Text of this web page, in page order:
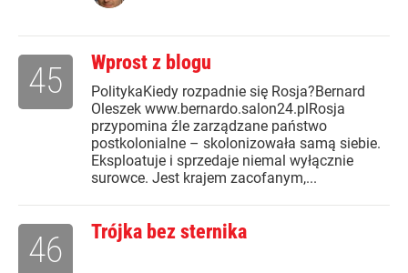
Wprost z blogu
PolitykaKiedy rozpadnie się Rosja?Bernard
Oleszek www.bernardo.salon24.plRosja
przypomina źle zarządzane państwo
postkolonialne – skolonizowała samą siebie.
Eksploatuje i sprzedaje niemal wyłącznie
surowce. Jest krajem zacofanym,...
45
Trójka bez sternika
46